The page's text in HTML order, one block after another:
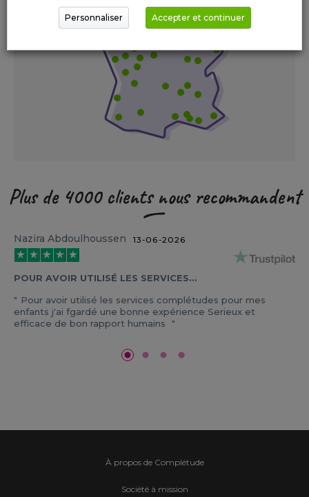
Plus de 4000 clients nous recommandent
Nazira Abdoulhoussen 13-06-2026
POUR AVOIR UTILISÉ LES SERVICES…
Pour avoir utilisé les services complétudes pour mes
enfants j'ai fgardé une bonne expérience Serieux et
efficace de bon rapport humains
À propos de Complétude
Société à mission
Personnaliser Accepter et continuer